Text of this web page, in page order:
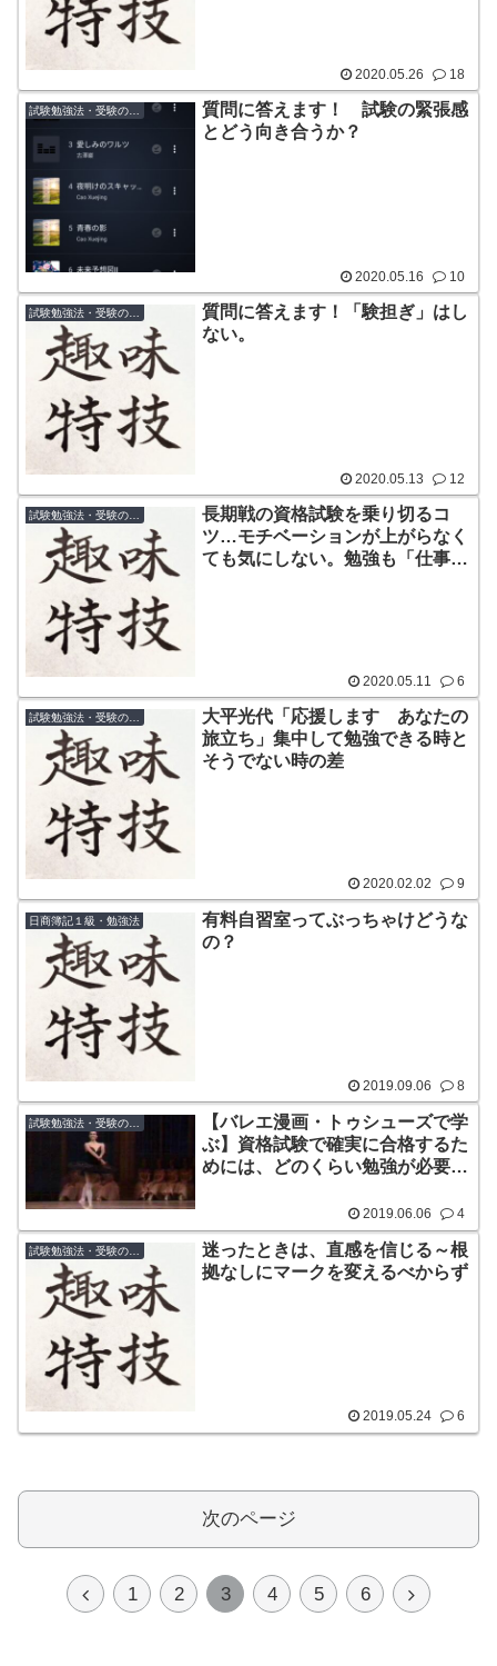
2020.05.26 18
試験勉強法・受験のコツ
質問に答えます！ 試験の緊張感
とどう向き合うか？
2020.05.16 10
試験勉強法・受験のコツ
質問に答えます！「験担ぎ」はし
ない。
2020.05.13 12
試験勉強法・受験のコツ
長期戦の資格試験を乗り切るコ
ツ…モチベーションが上がらなく
ても気にしない。勉強も「仕事」
2020.05.11 6
試験勉強法・受験のコツ
大平光代「応援します あなたの
旅立ち」集中して勉強できる時と
そうでない時の差
2020.02.02 9
日商簿記１級・勉強法
有料自習室ってぶっちゃけどうな
の？
2019.09.06 8
【バレエ漫画・トゥシューズで学
ぶ】資格試験で確実に合格するた
めには、どのくらい勉強が必要な
2019.06.06 4
迷ったときは、直感を信じる～根
拠なしにマークを変えるべからず
2019.05.24 6
次のページ
前
1 2 3 4 5 6
次